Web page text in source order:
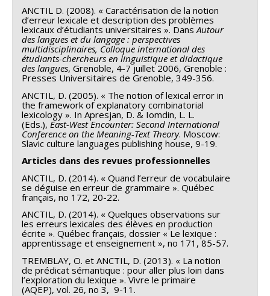
ANCTIL D. (2008). « Caractérisation de la notion
d’erreur lexicale et description des problèmes
lexicaux d’étudiants universitaires ». DansAutour
des langues et du langage : perspectives
multidisciplinaires, Colloque international des
étudiants-chercheurs en linguistique et didactique
des langues, Grenoble, 4-7 juillet 2006, Grenoble :
Presses Universitaires de Grenoble, 349-356.
ANCTIL, D. (2005). « The notion of lexical error in
the framework of explanatory combinatorial
lexicology ». In Apresjan, D. & Iomdin, L. L.
(Eds.), East-West Encounter: Second International
Conference on the Meaning-Text Theory. Moscow:
Slavic culture languages publishing house, 9-19.
Articles dans des revues professionnelles
ANCTIL, D. (2014). « Quand l’erreur de vocabulaire
se déguise en erreur de grammaire ». Québec
français, no 172, 20-22.
ANCTIL, D. (2014). « Quelques observations sur
les erreurs lexicales des élèves en production
écrite ». Québec français, dossier « Le lexique :
apprentissage et enseignement », no 171, 85-57.
TREMBLAY, O. et ANCTIL, D. (2013). « La notion
de prédicat sémantique : pour aller plus loin dans
l’exploration du lexique ». Vivre le primaire
(AQEP), vol. 26, no 3, 9-11.